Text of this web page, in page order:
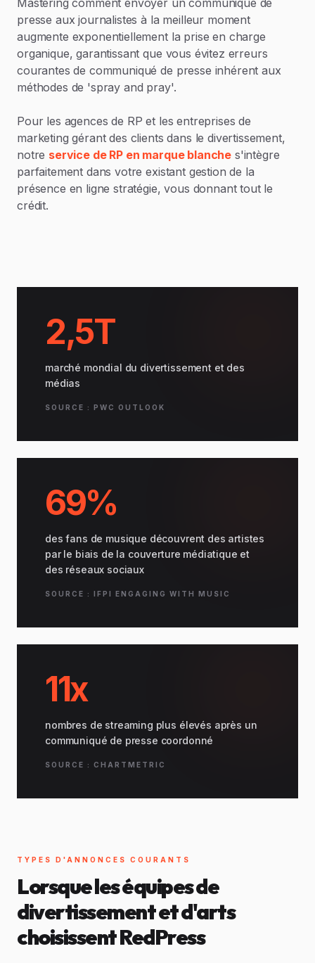
presse aux journalistes à la meilleur moment
augmente exponentiellement la prise en charge
organique, garantissant que vous évitez erreurs
courantes de communiqué de presse inhérent aux
méthodes de 'spray and pray'.
Pour les agences de RP et les entreprises de
marketing gérant des clients dans le divertissement,
notre service de RP en marque blanche s'intègre
parfaitement dans votre existant gestion de la
présence en ligne stratégie, vous donnant tout le
crédit.
2,5T
marché mondial du divertissement et des
médias
SOURCE : PWC OUTLOOK
69%
des fans de musique découvrent des artistes
par le biais de la couverture médiatique et
des réseaux sociaux
SOURCE : IFPI ENGAGING WITH MUSIC
11x
nombres de streaming plus élevés après un
communiqué de presse coordonné
SOURCE : CHARTMETRIC
TYPES D'ANNONCES COURANTS
Lorsque les équipes de
divertissement et d'arts
choisissent RedPress